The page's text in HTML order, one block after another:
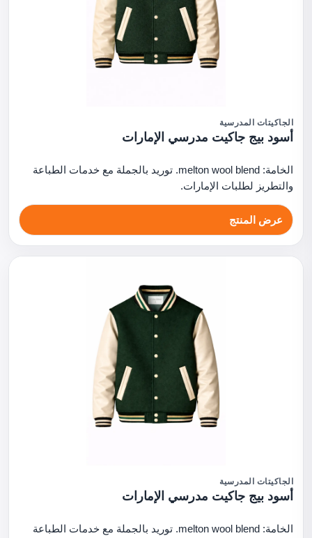
الجاكيتات المدرسية
أسود بيج جاكيت مدرسي الإمارات
الخامة: melton wool blend. توريد بالجملة مع خدمات الطباعة
والتطريز لطلبات الإمارات.
عرض المنتج
الجاكيتات المدرسية
أسود بيج جاكيت مدرسي الإمارات
الخامة: melton wool blend. توريد بالجملة مع خدمات الطباعة